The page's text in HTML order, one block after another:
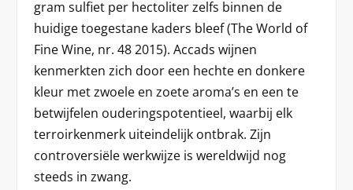
gram sulfiet per hectoliter zelfs binnen de
huidige toegestane kaders bleef (The World of
Fine Wine, nr. 48 2015). Accads wijnen
kenmerkten zich door een hechte en donkere
kleur met zwoele en zoete aroma’s en een te
betwijfelen ouderingspotentieel, waarbij elk
terroirkenmerk uiteindelijk ontbrak. Zijn
controversiële werkwijze is wereldwijd nog
steeds in zwang.